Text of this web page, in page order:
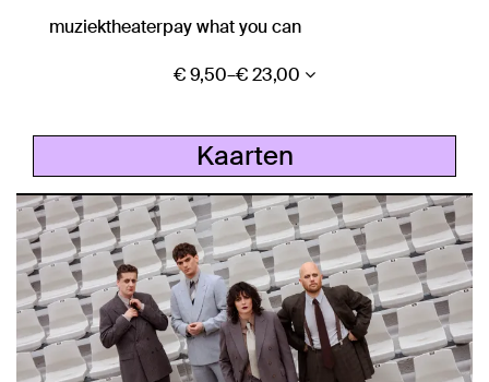
muziektheaterpay what you can
€ 9,50–€ 23,00
Kaarten